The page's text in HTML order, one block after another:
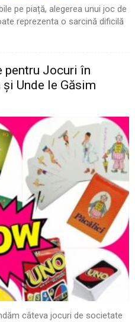
pe piață, alegerea unui joc de
reprezenta o sarcină dificilă
pentru Jocuri în
Unde le Găsim
câteva jocuri de societate